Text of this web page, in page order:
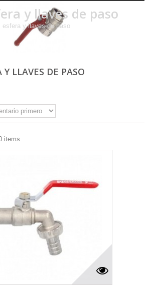
y llaves de paso
esfera y llaves de paso
Y LLAVES DE PASO
items